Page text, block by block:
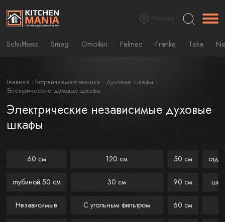
Москва
Schulthess Smeg Omoikiri Falmec Franke Teka
Главная Встраиваемая техника
Духовые шкафы
Электрические духовые шкафы
Электрические независимые духовые
шкафы
60 см
глубиной 50 см
Независимые
120 см
30 см
С угольным фильтром
50 см
90 см
60 см